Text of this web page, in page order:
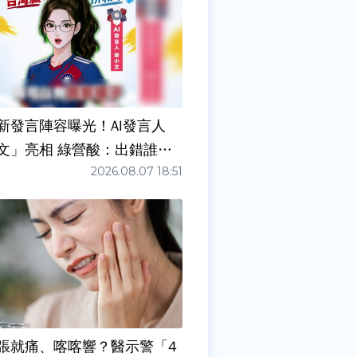
發言陣容曝光！AI發言人
」亮相 綠營酸：出錯誰負
2026.08.07 18:51
就痛、喀喀響？醫示警「4